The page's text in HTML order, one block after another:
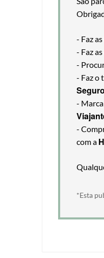
- Faz
- Faz
-
- Faz o
-
-
com a
*Esta